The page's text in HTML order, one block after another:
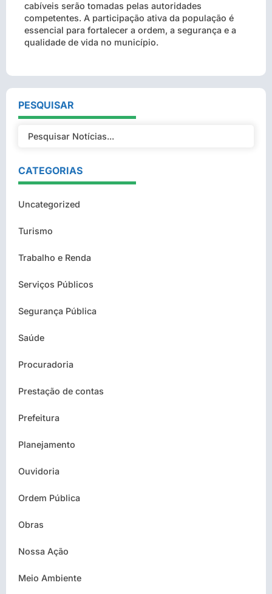
cabíveis serão tomadas pelas autoridades
competentes. A participação ativa da população é
essencial para fortalecer a ordem, a segurança e a
qualidade de vida no município.
PESQUISAR
CATEGORIAS
Uncategorized
Turismo
Trabalho e Renda
Serviços Públicos
Segurança Pública
Saúde
Procuradoria
Prestação de contas
Prefeitura
Planejamento
Ouvidoria
Ordem Pública
Obras
Nossa Ação
Meio Ambiente